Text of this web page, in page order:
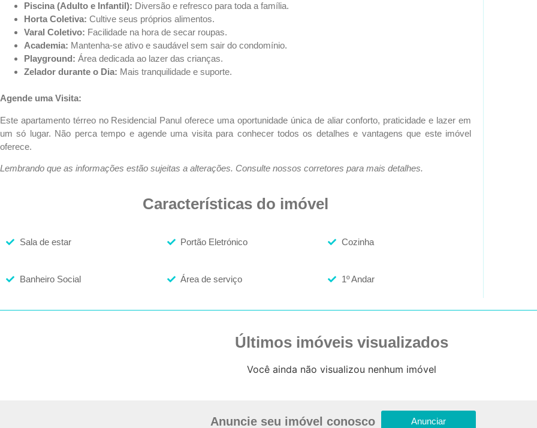
Piscina (Adulto e Infantil): Diversão e refresco para toda a família.
Horta Coletiva: Cultive seus próprios alimentos.
Varal Coletivo: Facilidade na hora de secar roupas.
Academia: Mantenha-se ativo e saudável sem sair do condomínio.
Playground: Área dedicada ao lazer das crianças.
Zelador durante o Dia: Mais tranquilidade e suporte.
Agende uma Visita:
Este apartamento térreo no Residencial Panul oferece uma oportunidade única de aliar conforto, praticidade e lazer em
um só lugar. Não perca tempo e agende uma visita para conhecer todos os detalhes e vantagens que este imóvel
oferece.
Lembrando que as informações estão sujeitas a alterações. Consulte nossos corretores para mais detalhes.
Características do imóvel
Sala de estar Portão Eletrónico Cozinha
Banheiro Social Área de serviço 1º Andar
Últimos imóveis visualizados
Você ainda não visualizou nenhum imóvel
Anuncie seu imóvel conosco Anunciar